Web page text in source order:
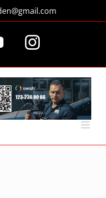
YouTubeInstagram